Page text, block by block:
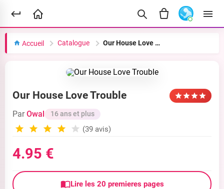
Accueil Catalogue Our House Love Trouble
Our House Love Trouble
ParOwal 16 ans et plus
(39 avis)
4.95 €
Lire les 20 premieres pages